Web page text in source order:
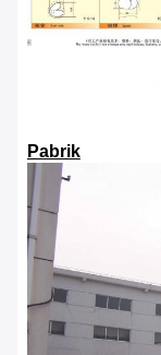
Pabrik